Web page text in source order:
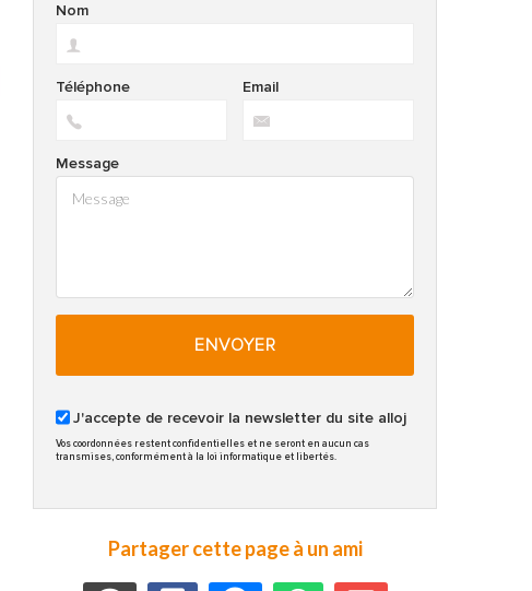
Nom
Email
Téléphone
Message
ENVOYER
J'accepte de recevoir la newsletter du site alloj
Vos coordonnées restent confidentielles et ne seront en aucun cas
transmises, conformément à la loi informatique et libertés.
Partager cette page à un ami